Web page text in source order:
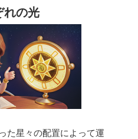
れの光
た星々の配置によって運